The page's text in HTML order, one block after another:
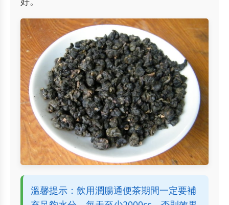
溫馨提示：飲用潤腸通便茶期間一定要補